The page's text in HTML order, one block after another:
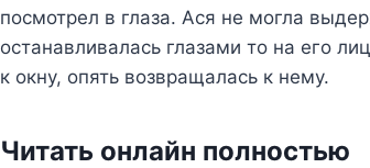
посмотрел в глаза. Ася не могла
останавливалась глазами то на его
к окну, опять возвращалась к нему.
Читать онлайн полностью